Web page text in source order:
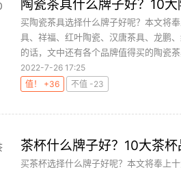
陶瓷茶具什么牌子好？10
买陶瓷茶具选择什么牌子好呢？本文将
具、祥福、红叶陶瓷、汉唐茶具、龙鹏
的话，文中还有各个品牌值得买的陶瓷
2022-7-26 17:25
值！ +36
不值 -23
茶杯什么牌子好？10大茶
买茶杯选择什么牌子好呢？本文将奉上